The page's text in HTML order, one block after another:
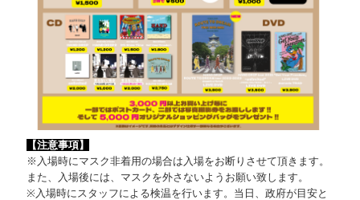
【注意事項】
※入場時にマスク非着用の場合は入場をお断りさせて頂きます。
また、入場後には、マスクを外さないようお願い致します。
※入場時にスタッフによる検温を行います。当日、政府が目安と